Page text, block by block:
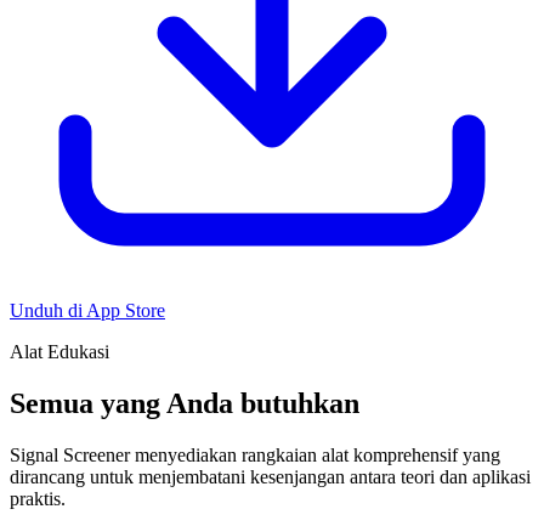
Unduh di App Store
Alat Edukasi
Semua yang Anda butuhkan
Signal Screener menyediakan rangkaian alat komprehensif yang
dirancang untuk menjembatani kesenjangan antara teori dan aplikasi
praktis.